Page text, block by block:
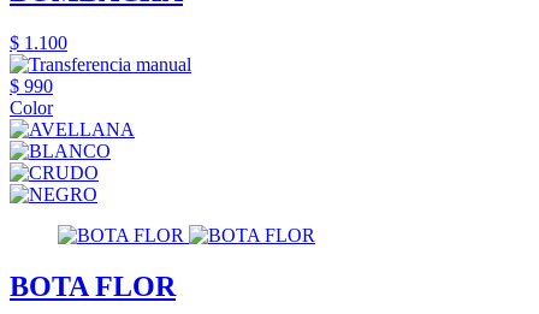
$ 1.100
$ 990
Color
BOTA FLOR